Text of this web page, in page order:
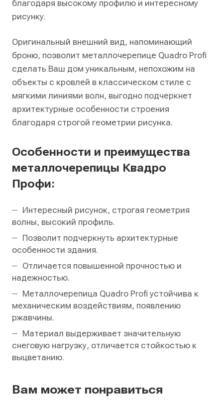
благодаря высокому профилю и интересному
рисунку.
Оригинальный внешний вид, напоминающий
броню, позволит металлочерепице Quadro Profi
сделать Ваш дом уникальным, непохожим на
объекты с кровлей в классическом стиле с
мягкими линиями волн, выгодно подчеркнет
архитектурные особенности строения
благодаря строгой геометрии рисунка.
Особенности и преимущества
металлочерепицы Квадро
Профи:
Интересный рисунок, строгая геометрия
волны, высокий профиль.
Позволит подчеркнуть архитектурные
особенности здания.
Отличается повышенной прочностью и
надежностью.
Металлочерепица Quadro Profi устойчива к
механическим воздействиям, появлению
ржавчины.
Материал выдерживает значительную
снеговую нагрузку, отличается стойкостью к
выцветанию.
Вам может понравиться